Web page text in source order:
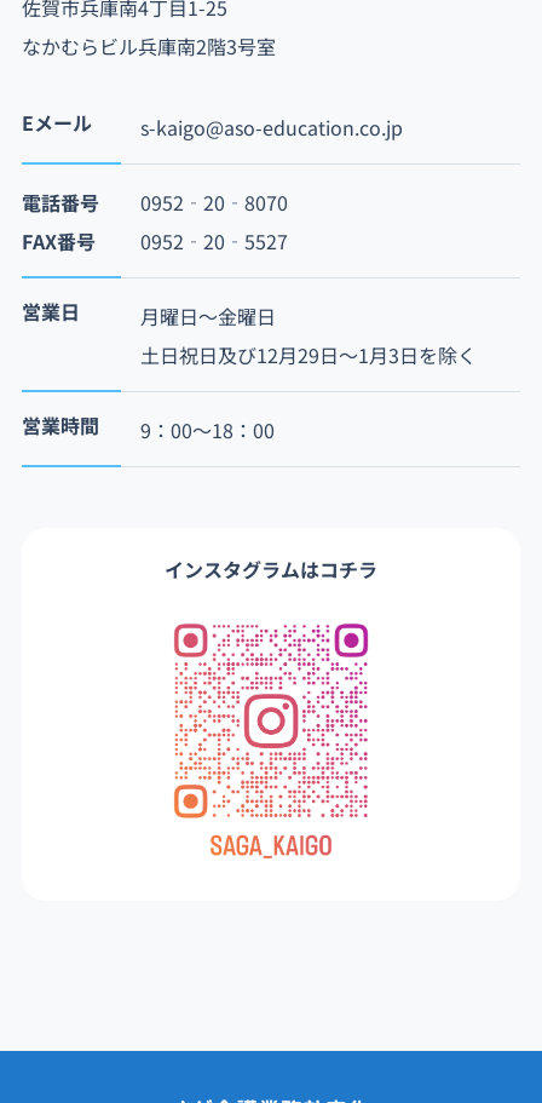
佐賀市兵庫南4丁目1-25
なかむらビル兵庫南2階3号室
Eメール s-kaigo@aso-education.co.jp
電話番号
0952‐20‐8070
FAX番号
0952‐20‐5527
営業日
月曜日～金曜日
土日祝日及び12月29日～1月3日を除く
営業時間 9：00～18：00
インスタグラムはコチラ